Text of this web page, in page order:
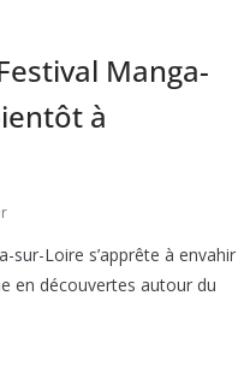
Manga-
à
sur-Loire s’apprête à envahir
en découvertes autour du